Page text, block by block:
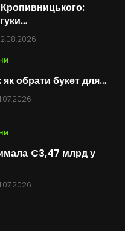
як обрати букет для…
€3,47 млрд у